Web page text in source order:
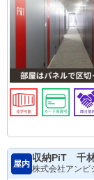
屋内
収納PiT 千
株式会社アンビ